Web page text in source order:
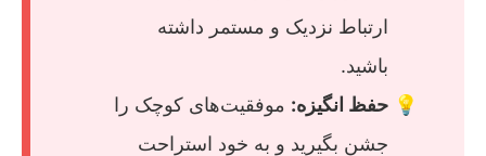
ارتباط نزدیک و مستمر داشته
باشید.
حفظ انگیزه: موفقیت‌های کوچک را
جشن بگیرید و به خود استراحت